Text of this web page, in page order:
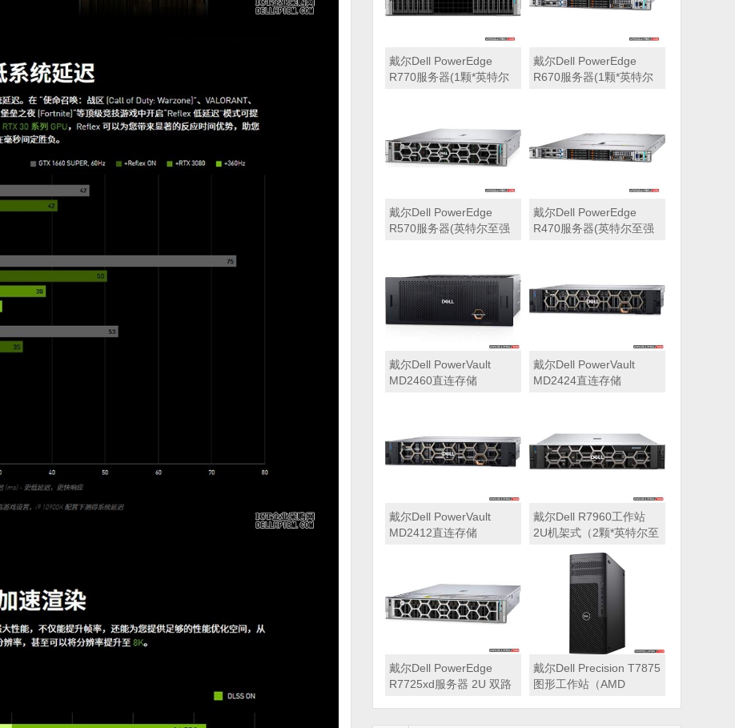
戴尔Dell PowerEdge
R770服务器(1颗*英特尔
PERC H965i阵列卡丨
800W双电源丨三年保修)
戴尔Dell PowerEdge
R670服务器(1颗*英特尔
PERC H965i阵列卡丨
800W双电源丨三年保修)
戴尔Dell PowerEdge
R570服务器(英特尔至强
SSD固态硬盘丨PERC
H965i阵列卡丨800W双电
源丨三年保修)
戴尔Dell PowerEdge
R470服务器(英特尔至强
H965i阵列卡丨800W双电
源丨三年保修)
戴尔Dell PowerVault
MD2460直连存储
戴尔Dell PowerVault
MD2424直连存储
戴尔Dell PowerVault
MD2412直连存储
戴尔Dell R7960工作站
2U机架式（2颗*英特尔至
十四核心丨256GB 内存
丨1T固态硬盘+2块*8TB
硬盘丨2*RTX A6000
48GB显卡丨2400W双电
源丨三年质保）
戴尔Dell PowerEdge
R7725xd服务器 2U 双路
戴尔Dell Precision T7875
图形工作站（AMD